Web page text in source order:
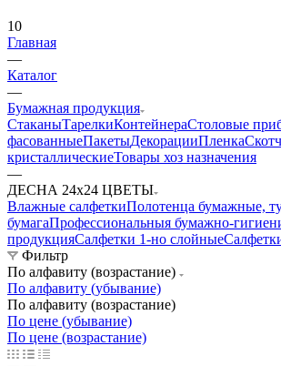
10
Главная
—
Каталог
—
Бумажная продукция
СтаканыТарелкиКонтейнераСтоловые
фасованныеПакетыДекорацииПленкаСкотч
кристаллическиеТовары хоз назначения
—
ДЕСНА 24х24 ЦВЕТЫ
Влажные салфеткиПолотенца бумажные,
бумагаПрофессиональныя бумажно-
продукцияСалфетки 1-но слойные
Фильтр
По алфавиту (возрастание)
По алфавиту (убывание)
По алфавиту (возрастание)
По цене (убывание)
По цене (возрастание)